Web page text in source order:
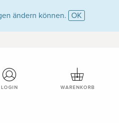
ändern können. OK
LOGIN WARENKORB